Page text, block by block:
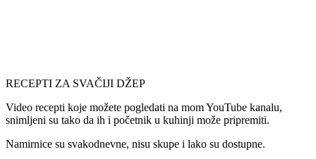
RECEPTI ZA SVAČIJI DŽEP
Video recepti koje možete pogledati na mom YouTube kanalu,
snimljeni su tako da ih i početnik u kuhinji može pripremiti.
Namirnice su svakodnevne, nisu skupe i lako su dostupne.